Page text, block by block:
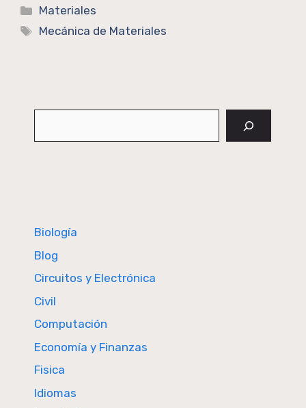
Categorías
Materiales
Etiquetas
Mecánica de Materiales
Biología
Blog
Circuitos y Electrónica
Civil
Computación
Economía y Finanzas
Fisica
Idiomas